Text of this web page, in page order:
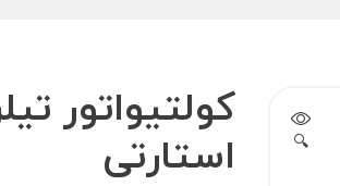
🔍
استارتی